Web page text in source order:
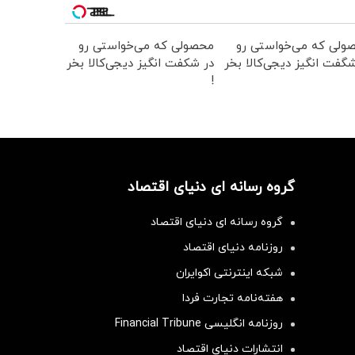
که می‌خواستی رو
انگیز دیجی‌کالا بخر
محصولی که می‌خواستی رو
در شکفت انگیز دیجی‌کالا بخر
!
گروه رسانه ای دنیای اقتصاد
گروه رسانه ای دنیای اقتصاد
روزنامه دنیای اقتصاد
شبکه اینترنتی اکوایران
هفته‌نامه تجارت فردا
روزنامه انگلیسی Financial Tribune
انتشارات دنیای اقتصاد